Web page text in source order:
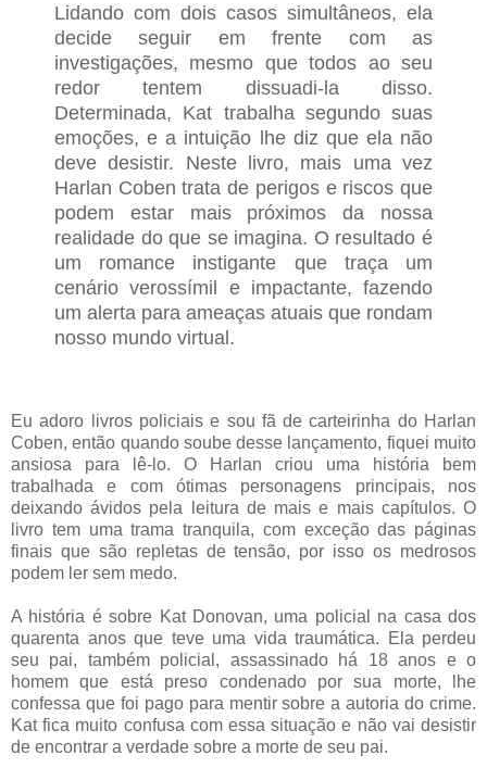
Lidando com dois casos simultâneos, ela
decide seguir em frente com as
investigações, mesmo que todos ao seu
redor tentem dissuadi-la disso.
Determinada, Kat trabalha segundo suas
emoções, e a intuição lhe diz que ela não
deve desistir. Neste livro, mais uma vez
Harlan Coben trata de perigos e riscos que
podem estar mais próximos da nossa
realidade do que se imagina. O resultado é
um romance instigante que traça um
cenário verossímil e impactante, fazendo
um alerta para ameaças atuais que rondam
nosso mundo virtual.
Eu adoro livros policiais e sou fã de carteirinha do Harlan
Coben, então quando soube desse lançamento, fiquei muito
ansiosa para lê-lo. O Harlan criou uma história bem
trabalhada e com ótimas personagens principais, nos
deixando ávidos pela leitura de mais e mais capítulos. O
livro tem uma trama tranquila, com exceção das páginas
finais que são repletas de tensão, por isso os medrosos
podem ler sem medo.
A história é sobre Kat Donovan, uma policial na casa dos
quarenta anos que teve uma vida traumática. Ela perdeu
seu pai, também policial, assassinado há 18 anos e o
homem que está preso condenado por sua morte, lhe
confessa que foi pago para mentir sobre a autoria do crime.
Kat fica muito confusa com essa situação e não vai desistir
de encontrar a verdade sobre a morte de seu pai.